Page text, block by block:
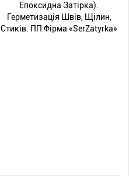
Епоксидна Затірка).
Герметизація Швів, Щілин,
Стиків. ПП Фірма «SerZatyrka»